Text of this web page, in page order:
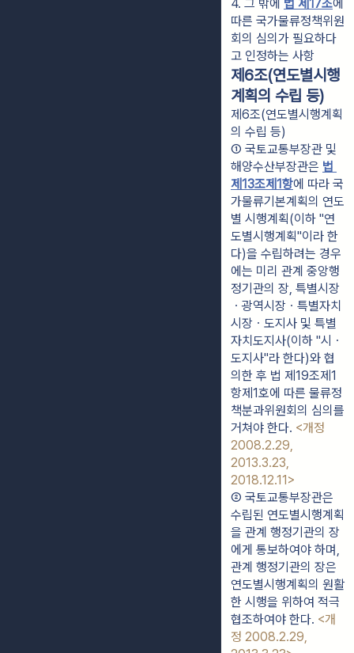
4. 그 밖에 법 제17조에
따른 국가물류정책위원
회의 심의가 필요하다
고 인정하는 사항
제6조(연도별시행
계획의 수립 등)
제6조(연도별시행계획
의 수립 등)
① 국토교통부장관 및
해양수산부장관은 법
제13조제1항에 따라 국
가물류기본계획의 연도
별 시행계획(이하 "연
도별시행계획"이라 한
다)을 수립하려는 경우
에는 미리 관계 중앙행
정기관의 장, 특별시장
ㆍ광역시장ㆍ특별자치
시장ㆍ도지사 및 특별
자치도지사(이하 "시ㆍ
도지사"라 한다)와 협
의한 후 법 제19조제1
항제1호에 따른 물류정
책분과위원회의 심의를
거쳐야 한다. <개정
2008.2.29,
2013.3.23,
2018.12.11>
② 국토교통부장관은
수립된 연도별시행계획
을 관계 행정기관의 장
에게 통보하여야 하며,
관계 행정기관의 장은
연도별시행계획의 원활
한 시행을 위하여 적극
협조하여야 한다. <개
정 2008.2.29,